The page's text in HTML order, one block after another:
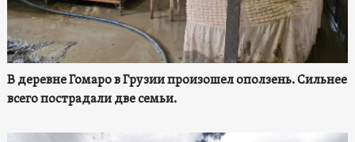
В деревне Гомаро в Грузии произошел оползень. Сильнее
всего пострадали две семьи.